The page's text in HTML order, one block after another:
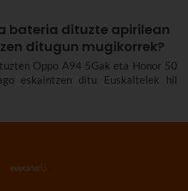
bateria dituzte apirilean
ditugun mugikorrek?
Oppo A94 5Gak eta Honor 50
eskaintzen ditu Euskaltelek hil